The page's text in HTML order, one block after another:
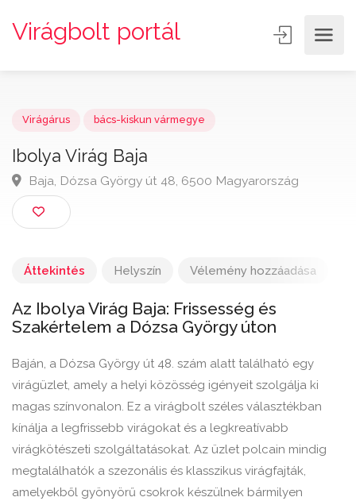
Virágbolt portál
Ibolya Virág Baja
Baja, Dózsa György út 48, 6500 Magyarország
Áttekintés Helyszín Vélemény hozzáadása
Az Ibolya Virág Baja: Frissesség és
Szakértelem a Dózsa György úton
Baján, a Dózsa György út 48. szám alatt található egy
virágüzlet, amely a helyi közösség igényeit szolgálja ki
magas színvonalon. Ez a virágbolt széles választékban
kínálja a legfrissebb virágokat és a legkreatívabb
virágkötészeti szolgáltatásokat. Az üzlet polcain mindig
megtalálhatók a szezonális és klasszikus virágfajták,
amelyekből gyönyörű csokrok készülnek bármilyen